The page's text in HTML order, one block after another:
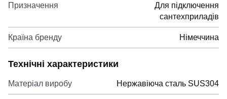
Призначення
Для підключення
сантехприладів
Країна бренду Німеччина
Технічні характеристики
Матеріал виробу Нержавіюча сталь SUS304